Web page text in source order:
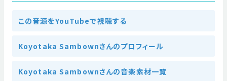
この音源をYouTubeで視聴する
Koyotaka Sambownさんのプロフィール
Koyotaka Sambownさんの音楽素材一覧